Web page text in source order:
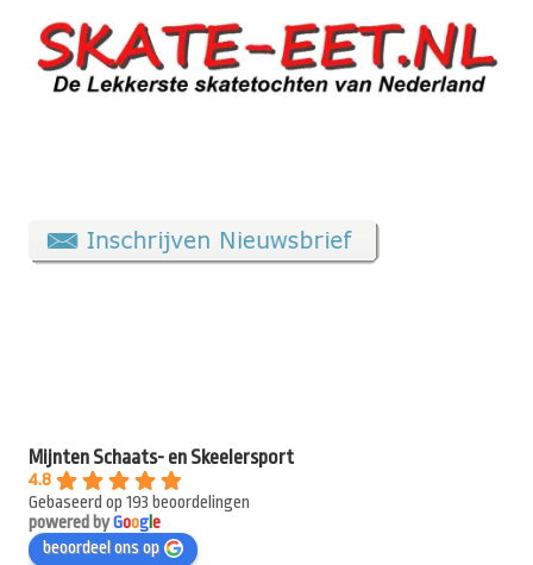
Mijnten Schaats- en Skeelersport
4.8
Gebaseerd op 193 beoordelingen
powered byGooge
beoordeel ons op